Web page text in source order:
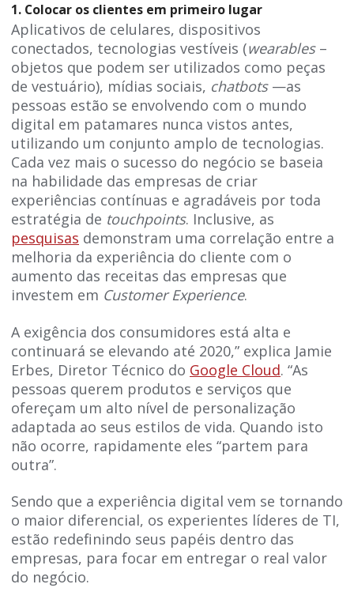
1. Colocar os clientes em primeiro lugar
Aplicativos de celulares, dispositivos
conectados, tecnologias vestíveis (wearables–
objetos que podem ser utilizados como peças
de vestuário), mídias sociais, chatbots—as
pessoas estão se envolvendo com o mundo
digital em patamares nunca vistos antes,
utilizando um conjunto amplo de tecnologias.
Cada vez mais o sucesso do negócio se baseia
na habilidade das empresas de criar
experiências contínuas e agradáveis por toda
estratégia de touchpoints. Inclusive, as
pesquisas demonstram uma correlação entre a
melhoria da experiência do cliente com o
aumento das receitas das empresas que
investem em Customer Experience.
A exigência dos consumidores está alta e
continuará se elevando até 2020,” explica Jamie
Erbes, Diretor Técnico do Google Cloud. “As
pessoas querem produtos e serviços que
ofereçam um alto nível de personalização
adaptada ao seus estilos de vida. Quando isto
não ocorre, rapidamente eles “partem para
outra”.
Sendo que a experiência digital vem se tornando
o maior diferencial, os experientes líderes de TI,
estão redefinindo seus papéis dentro das
empresas, para focar em entregar o real valor
do negócio.